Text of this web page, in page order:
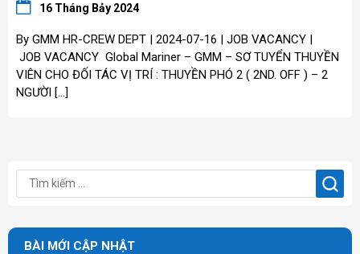
16 Tháng Bảy 2024
By GMM HR-CREW DEPT | 2024-07-16 | JOB VACANCY |
JOB VACANCY Global Mariner – GMM – SƠ TUYỂN THUYỀN
VIÊN CHO ĐỐI TÁC VỊ TRÍ : THUYỀN PHÓ 2 ( 2ND. OFF ) – 2
NGƯỜI […]
BÀI MỚI CẬP NHẬT